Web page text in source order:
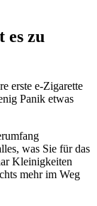
es zu
erste e-Zigarette
Panik etwas
was Sie für das
Kleinigkeiten
mehr im Weg